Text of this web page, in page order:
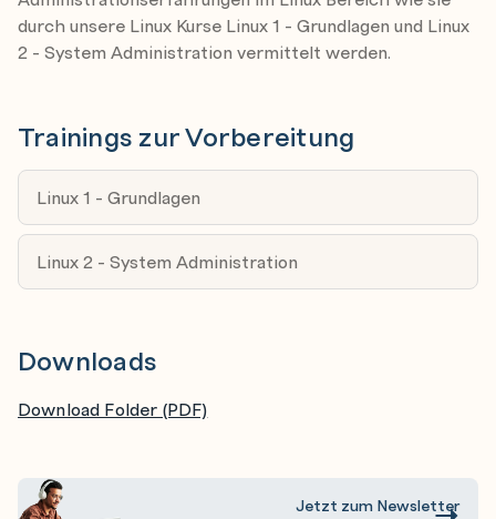
Hilfe Funktion der Funktionen aufrufen
Praktische Beispiele
Minions adressieren
Regulärer Audruck
List matching IP matching
Salt States
Jinja Templates
durch unsere Linux Kurse Linux 1 - Grundlagen und Linux
2 - System Administration vermittelt werden.
Trainings zur Vorbereitung
Linux 1 - Grundlagen
Linux 2 - System Administration
Downloads
Download Folder (PDF)
Jetzt zum Newsletter